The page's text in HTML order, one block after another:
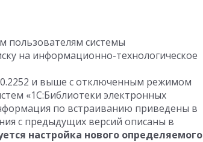
пользователям системы
на информационно-технологическое
и выше с отключенным режимом
«1С:Библиотеки электронных
по встраиванию приведены в
с предыдущих версий описаны в
настройка нового определяемого